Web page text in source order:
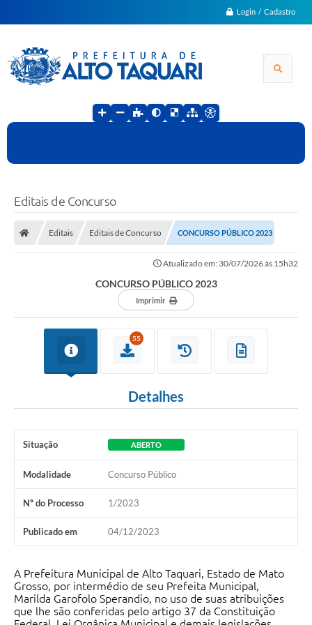
Login / Cadastro
Editais de Concurso
Editais Editais de Concurso CONCURSO PÚBLICO 2023
Atualizado em: 30/07/2026 às 15h32
CONCURSO PÚBLICO 2023
Imprimir
55
Detalhes
Situação ABERTO
Modalidade Concurso Público
Nº do Processo 1/2023
Publicado em 04/12/2023
A Prefeitura Municipal de Alto Taquari, Estado de Mato
Grosso, por intermédio de seu Prefeita Municipal,
Marilda Garofolo Sperandio, no uso de suas atribuições
que lhe são conferidas pelo artigo 37 da Constituição